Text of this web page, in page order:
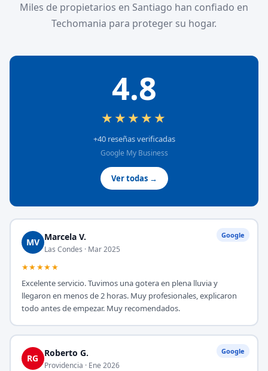
Miles de propietarios en Santiago han confiado en
Techomania para proteger su hogar.
4.8
★★★★★
+40 reseñas verificadas
Google My Business
Ver todas →
Google
MV Marcela V.
Las Condes · Mar 2025
★★★★★
Excelente servicio. Tuvimos una gotera en plena lluvia y
llegaron en menos de 2 horas. Muy profesionales, explicaron
todo antes de empezar. Muy recomendados.
Google
RG Roberto G.
Providencia · Ene 2026